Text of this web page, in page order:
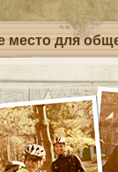
место для